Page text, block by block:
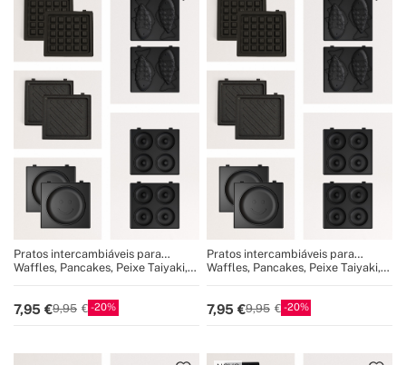
Pratos intercambiáveis para
STONE STUDIO Individual
Waffles, Pancakes, Peixe Taiyaki,
7,95 9,95 20
Pratos intercambiáveis para
STONE STUDIO Individual
Waffles, Pancakes, Peixe Taiyaki,
7,95 9,95 20